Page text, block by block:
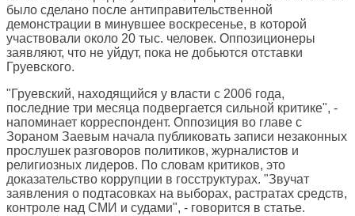
было сделано после антиправительственной
демонстрации в минувшее воскресенье, в которой
участвовали около 20 тыс. человек. Оппозиционеры
заявляют, что не уйдут, пока не добьются отставки
Груевского.
"Груевский, находящийся у власти с 2006 года,
последние три месяца подвергается сильной критике", -
напоминает корреспондент. Оппозиция во главе с
Зораном Заевым начала публиковать записи незаконных
прослушек разговоров политиков, журналистов и
религиозных лидеров. По словам критиков, это
доказательство коррупции в госструктурах. "Звучат
заявления о подтасовках на выборах, растратах средств,
контроле над СМИ и судами", - говорится в статье.